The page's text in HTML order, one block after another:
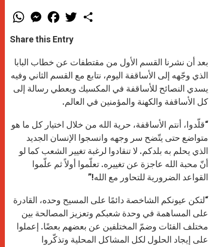
W
h
t
s
p
p
M
e
s
e
g
e
r
F
a
e
b
o
k
w
r
Share this Entry
بعد أن نشرنا القسم الأول من مقتطفات عن خطاب البابا
الذي وجّهه إلى الأساقفة اليوم، نتابع مع القسم الثاني وفيه
يسدي النصائح للأساقفة في المكسيك ويعطي رسالة إلى
كل الأساقفة والكهنة والمؤمنين في العالم.
“قلّدوا، أنتم الأساقفة، حرية الله من خلال اختيار كل ما هو
متواضع حتى يتّضح سر وجهه وانسجوا الإنسان الجديد
الذي يحلم به بلدكم. لا تنقادوا لرغبة تغيير الشعب كما لو
أنّ محبة الله عاجزة عن تغييره. تعلّموا أولاً ثم علّموا
القواعد الضرورية للتحاور مع الله!”
“لتكن عيونكم الشاخصة دائمًا على المسيح وحده، القادرة
على المساهمة في وحدة شعبكم وتعزيز المصالحة بين
مختلف الفئات وضمّ المختلفين عن بعضهم بعضًا. إعملوا
على إيجاد الحلول لكل المشاكل المحلية وتذكّروا